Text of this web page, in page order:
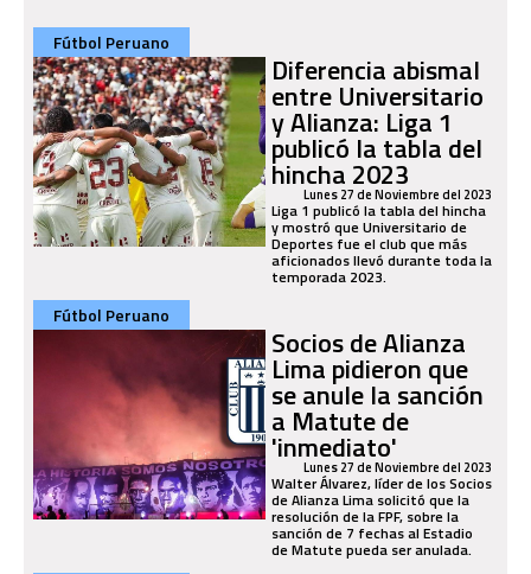
Fútbol Peruano
Diferencia abismal
entre Universitario
y Alianza: Liga 1
publicó la tabla del
hincha 2023
Lunes 27 de Noviembre del 2023
Liga 1 publicó la tabla del hincha
y mostró que Universitario de
Deportes fue el club que más
aficionados llevó durante toda la
temporada 2023.
Fútbol Peruano
Socios de Alianza
Lima pidieron que
se anule la sanción
a Matute de
'inmediato'
Lunes 27 de Noviembre del 2023
Walter Álvarez, líder de los Socios
de Alianza Lima solicitó que la
resolución de la FPF, sobre la
sanción de 7 fechas al Estadio
de Matute pueda ser anulada.